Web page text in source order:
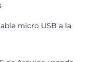
micro USB a la